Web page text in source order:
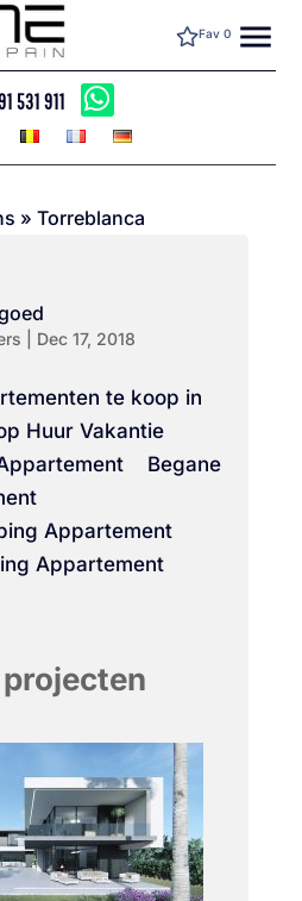
531 911
menu
Fav 0
» Torreblanca
Dec 17, 2018
te koop in
Huur Vakantie
Begane
Appartement
Appartement